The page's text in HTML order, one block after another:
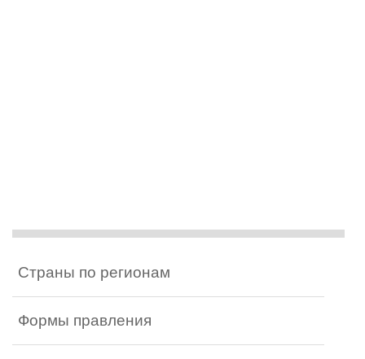
Страны по регионам
Формы правления